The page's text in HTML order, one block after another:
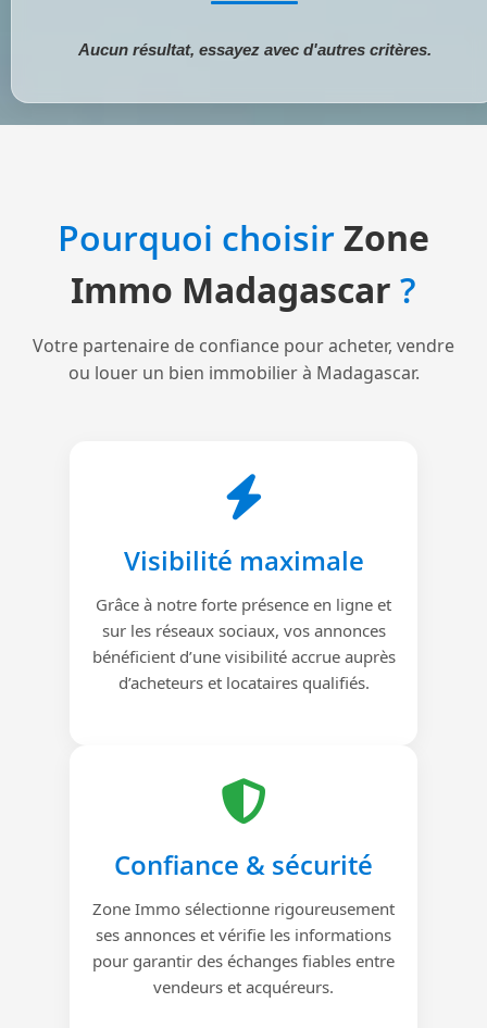
Aucun résultat, essayez avec d'autres critères.
Pourquoi choisirZone
Immo Madagascar ?
Votre partenaire de confiance pour acheter, vendre
ou louer un bien immobilier à Madagascar.
Visibilité maximale
Grâce à notre forte présence en ligne et
sur les réseaux sociaux, vos annonces
bénéficient d’une visibilité accrue auprès
d’acheteurs et locataires qualifiés.
Confiance & sécurité
Zone Immo sélectionne rigoureusement
ses annonces et vérifie les informations
pour garantir des échanges fiables entre
vendeurs et acquéreurs.